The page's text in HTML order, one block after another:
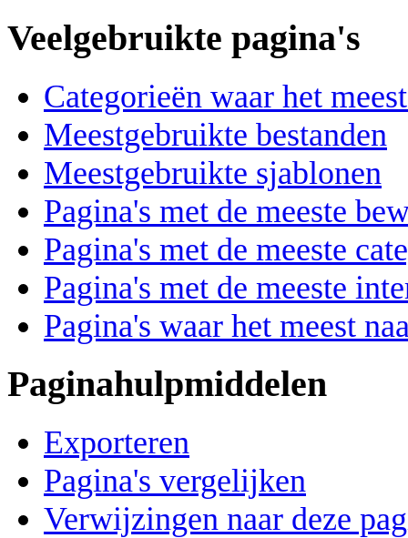
Veelgebruikte pagina's
Categorieën waar het
Meestgebruikte bestanden
Meestgebruikte sjablonen
Pagina's met de meeste
Pagina's met de meeste
Pagina's met de meeste
Pagina's waar het meest
Paginahulpmiddelen
Exporteren
Pagina's vergelijken
Verwijzingen naar deze